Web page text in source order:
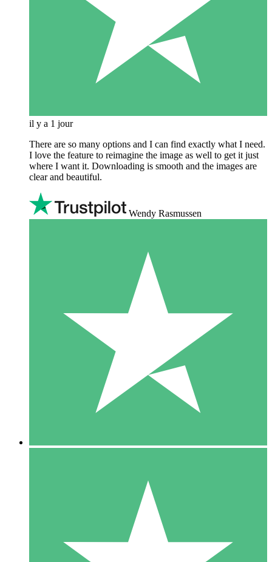
il y a 1 jour
There are so many options and I can find exactly what I need.
I love the feature to reimagine the image as well to get it just
where I want it. Downloading is smooth and the images are
clear and beautiful.
Wendy Rasmussen